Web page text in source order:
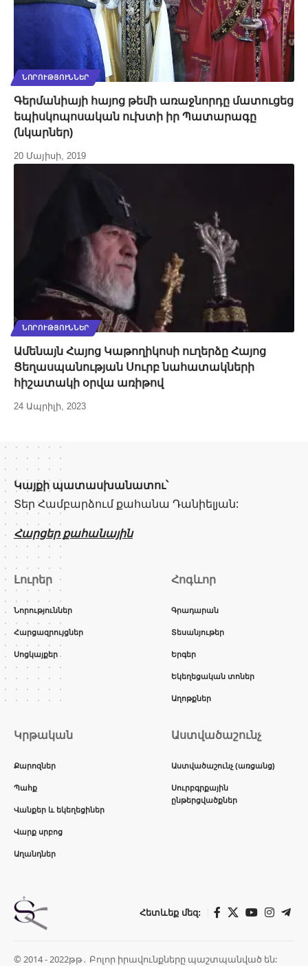
ՆՈՐՈՒԹՅՈՒՆՆԵՐ
Գերմանիայի հայոց թեմի առաջնորդը մատուցեց
եպիսկոպոսական ուխտի իր Պատարագը
(նկարներ)
20 Մայիսի, 2019
ՆՈՐՈՒԹՅՈՒՆՆԵՐ
Ամենայն Հայոց Կաթողիկոսի ուղերձը Հայոց
Ցեղասպանության Սուրբ նահատակների
հիշատակի օրվա առիթով
24 Ապրիլի, 2023
Կայքի պատասխանատու՝
Տեր Համբարձում քահանա Դանիելյան:
Հարցեր քահանային
Լուրեր
Նորություններ
Հարցազրույցներ
Սոցկայքեր
Հոգևոր
Գրադարան
Տեսանյութեր
Երգեր
Եկեղեցական տոներ
Աղոթքներ
Կրթական
Քարոզներ
Պահք
Վանքեր և եկեղեցիներ
Վարք սրբոց
Աղանդներ
Աստվածաշունչ
Աստվածաշունչ (առցանց)
Սուրբգրքային
ընթերցվածքներ
Հետևեք մեզ:
© 2014 - 2022թթ․ Բոլոր իրավունքները պաշտպանված են: